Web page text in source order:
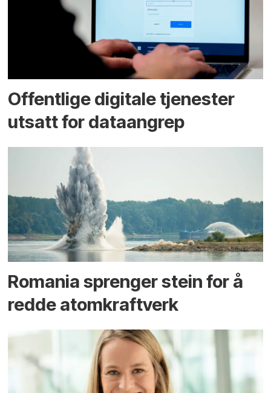
Offentlige digitale tjenester
utsatt for dataangrep
Romania sprenger stein for å
redde atomkraftverk